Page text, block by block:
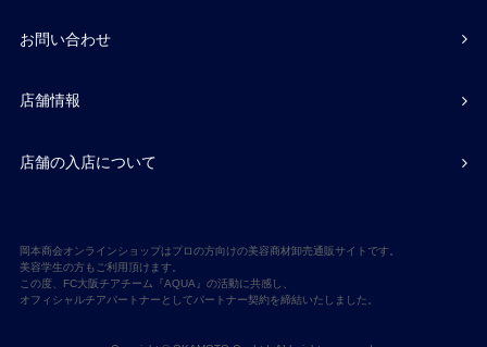
お問い合わせ
店舗情報
店舗の入店について
岡本商会オンラインショップはプロの方向けの美容商材卸売通販サイトです。
美容学生の方もご利用頂けます。
この度、FC大阪チアチーム『AQUA』の活動に共感し、
オフィシャルチアパートナーとしてパートナー契約を締結いたしました。